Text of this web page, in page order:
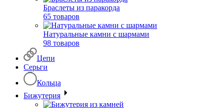
Браслеты из паракорда
65 товаров
Натуральные камни с шармами
98 товаров
Цепи
Серьги
Кольца
Бижутерия